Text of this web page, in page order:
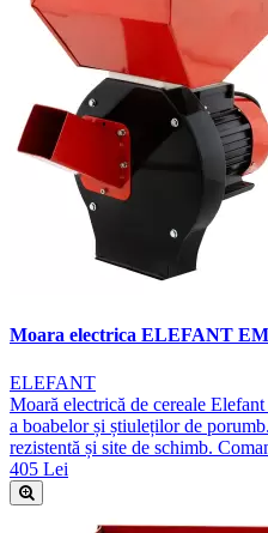
Moara electrica ELEFANT
ELEFANT
Moară electrică de cereale
a boabelor și știuleților de
rezistentă și site de schimb.
405 Lei